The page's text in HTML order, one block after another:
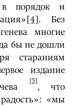
в порядок и
[4] . Без
многие
бы не дошли
стараниям
издание
[5]
, что
«мы